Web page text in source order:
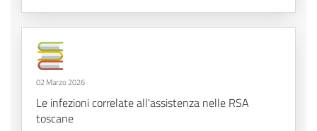
02 Marzo 2026
Le infezioni correlate all'assistenza nelle RSA
toscane